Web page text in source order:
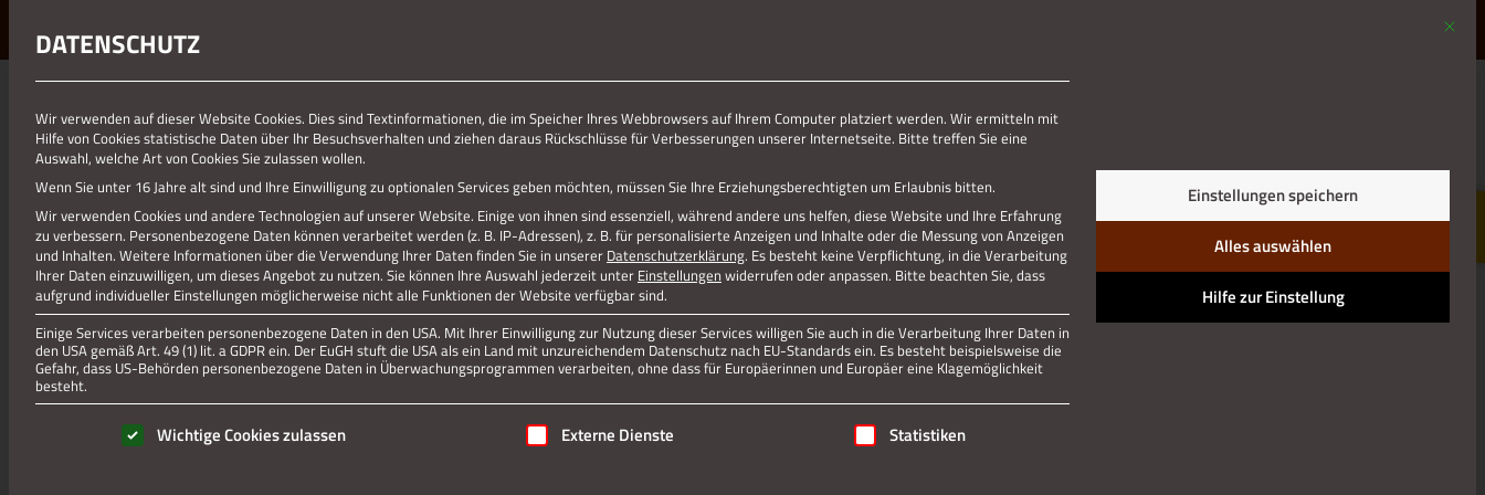
01.01.1970
EHRENMAL_DORFF
Ehrenmal in Dorff
Jetzt teilen
Mit
DATENSCHUTZ
Wir verwenden auf dieser Website Cookies. Dies sind Textinformationen, die im Speicher Ihres Webbrowsers auf Ihrem Computer platziert werden. Wir ermitteln mit
Hilfe von Cookies statistische Daten über Ihr Besuchsverhalten und ziehen daraus Rückschlüsse für Verbesserungen unserer Internetseite. Bitte treffen Sie eine
Auswahl, welche Art von Cookies Sie zulassen wollen.
Wenn Sie unter 16 Jahre alt sind und Ihre Einwilligung zu optionalen Services geben möchten, müssen Sie Ihre Erziehungsberechtigten um Erlaubnis bitten.
Wir verwenden Cookies und andere Technologien auf unserer Website. Einige von ihnen sind essenziell, während andere uns helfen, diese Website und Ihre Erfahrung
zu verbessern. Personenbezogene Daten können verarbeitet werden (z. B. IP-Adressen), z. B. für personalisierte Anzeigen und Inhalte oder die Messung von Anzeigen
und Inhalten. Weitere Informationen über die Verwendung Ihrer Daten finden Sie in unserer Datenschutzerklärung. Es besteht keine Verpflichtung, in die Verarbeitung
Ihrer Daten einzuwilligen, um dieses Angebot zu nutzen. Sie können Ihre Auswahl jederzeit unter Einstellungen widerrufen oder anpassen. Bitte beachten Sie, dass
aufgrund individueller Einstellungen möglicherweise nicht alle Funktionen der Website verfügbar sind.
Einige Services verarbeiten personenbezogene Daten in den USA. Mit Ihrer Einwilligung zur Nutzung dieser Services willigen Sie auch in die Verarbeitung Ihrer Daten in
den USA gemäß Art. 49 (1) lit. a GDPR ein. Der EuGH stuft die USA als ein Land mit unzureichendem Datenschutz nach EU-Standards ein. Es besteht beispielsweise die
Gefahr, dass US-Behörden personenbezogene Daten in Überwachungsprogrammen verarbeiten, ohne dass für Europäerinnen und Europäer eine Klagemöglichkeit
besteht.
Es folgt eine Liste der Service-Gruppen, für die eine Einwilligung erteilt werden kann. Die erste Service-Gruppe ist essenziell und kann nicht abgewählt werden.
Wichtige Cookies zulassen Externe Dienste Statistiken
Einstellungen speichern
Alles auswählen
Hilfe zur Einstellung